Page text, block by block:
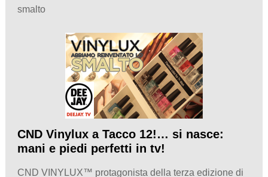
smalto
CND Vinylux a Tacco 12!… si nasce:
mani e piedi perfetti in tv!
CND VINYLUX™ protagonista della terza edizione di